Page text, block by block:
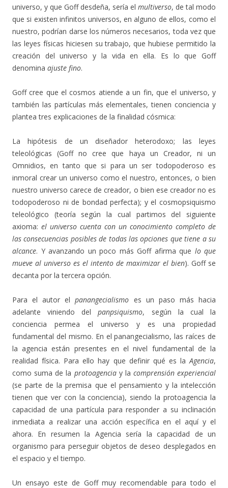
universo, y que Goff desdeña, sería el multiverso, de tal modo
que si existen infinitos universos, en alguno de ellos, como el
nuestro, podrían darse los números necesarios, toda vez que
las leyes físicas hiciesen su trabajo, que hubiese permitido la
creación del universo y la vida en ella. Es lo que Goff
denomina ajuste fino.
Goff cree que el cosmos atiende a un fin, que el universo, y
también las partículas más elementales, tienen conciencia y
plantea tres explicaciones de la finalidad cósmica:
La hipótesis de un diseñador heterodoxo; las leyes
teleológicas (Goff no cree que haya un Creador, ni un
Omnidios, en tanto que si para un ser todopoderoso es
inmoral crear un universo como el nuestro, entonces, o bien
nuestro universo carece de creador, o bien ese creador no es
todopoderoso ni de bondad perfecta); y el cosmopsiquismo
teleológico (teoría según la cual partimos del siguiente
axioma: el universo cuenta con un conocimiento completo de
las consecuencias posibles de todas las opciones que tiene a su
alcance. Y avanzando un poco más Goff afirma que lo que
mueve al universo es el intento de maximizar el bien). Goff se
decanta por la tercera opción.
Para el autor elpanangecialismo es un paso más hacia
adelante viniendo delpanpsiquismo, según la cual la
conciencia permea el universo y es una propiedad
fundamental del mismo. En el panangecialismo, las raíces de
la agencia están presentes en el nivel fundamental de la
realidad física. Para ello hay que definir qué es laAgencia,
como suma de la protoagenciay la comprensión experiencial
(se parte de la premisa que el pensamiento y la intelección
tienen que ver con la conciencia), siendo la protoagencia la
capacidad de una partícula para responder a su inclinación
inmediata a realizar una acción específica en el aquí y el
ahora. En resumen la Agencia sería la capacidad de un
organismo para perseguir objetos de deseo desplegados en
el espacio y el tiempo.
Un ensayo este de Goff muy recomendable para todo el